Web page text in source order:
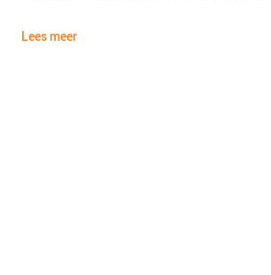
Lees meer